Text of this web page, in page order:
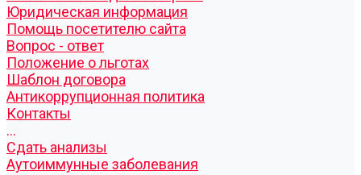
Юридическая информация
Помощь посетителю сайта
Вопрос - ответ
Положение о льготах
Шаблон договора
Антикоррупционная политика
Контакты
...
Cдать анализы
Аутоиммунные заболевания